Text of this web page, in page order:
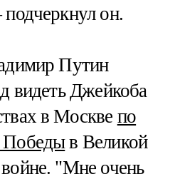
он.
Путин
видеть Джейкоба
в Москве по
Победыв Великой
"Мне очень